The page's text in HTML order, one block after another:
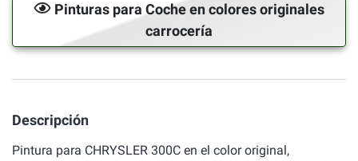
Pinturas para Coche en colores originales
carrocería
Descripción
Pintura para CHRYSLER 300C en el color original,